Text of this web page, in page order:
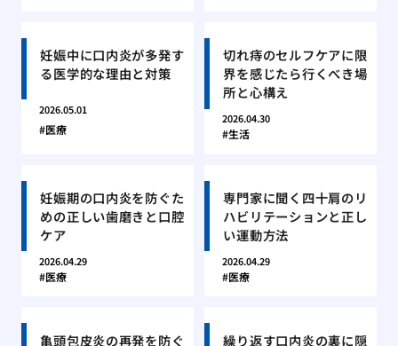
妊娠中に口内炎が多発す
る医学的な理由と対策
2026.05.01
医療
切れ痔のセルフケアに限
界を感じたら行くべき場
所と心構え
2026.04.30
生活
妊娠期の口内炎を防ぐた
めの正しい歯磨きと口腔
ケア
2026.04.29
医療
専門家に聞く四十肩のリ
ハビリテーションと正し
い運動方法
2026.04.29
医療
亀頭包皮炎の再発を防ぐ
繰り返す口内炎の裏に隠